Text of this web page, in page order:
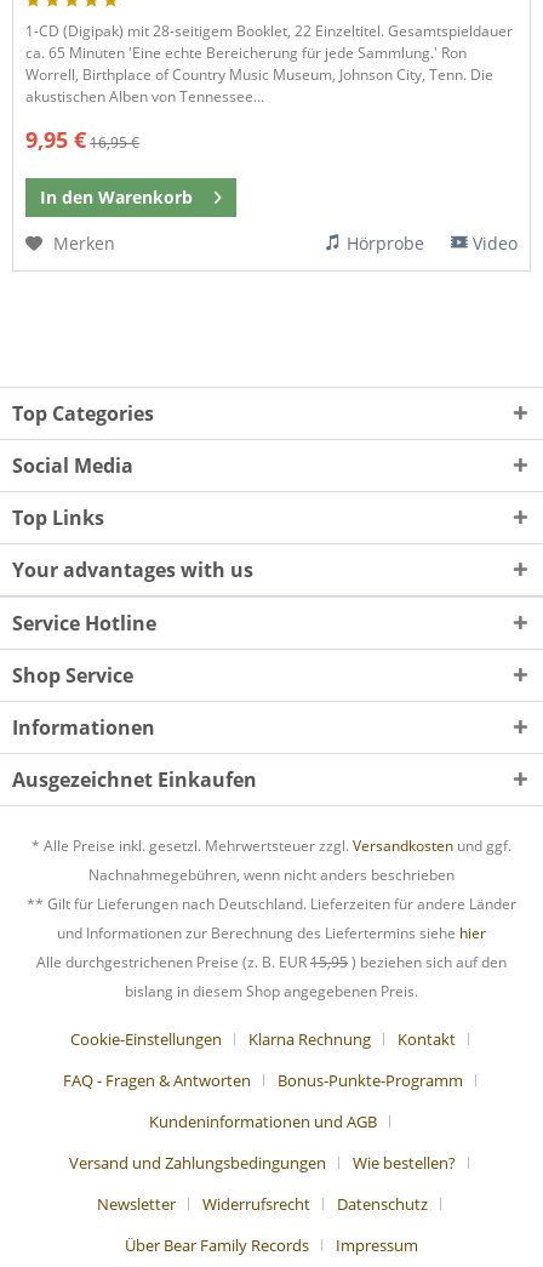
1-CD (Digipak) mit 28-seitigem Booklet, 22 Einzeltitel. Gesamtspieldauer
ca. 65 Minuten 'Eine echte Bereicherung für jede Sammlung.' Ron
Worrell, Birthplace of Country Music Museum, Johnson City, Tenn. Die
akustischen Alben von Tennessee...
9,95 €16,95 €
In den Warenkorb
Merken
Hörprobe Video
Top Categories
Social Media
Top Links
Your advantages with us
Service Hotline
Shop Service
Informationen
Ausgezeichnet Einkaufen
* Alle Preise inkl. gesetzl. Mehrwertsteuer zzgl. Versandkosten und ggf.
Nachnahmegebühren, wenn nicht anders beschrieben
** Gilt für Lieferungen nach Deutschland. Lieferzeiten für andere Länder
und Informationen zur Berechnung des Liefertermins siehe hier
Alle durchgestrichenen Preise (z. B. EUR15,95) beziehen sich auf den
bislang in diesem Shop angegebenen Preis.
Cookie-Einstellungen Klarna Rechnung
Kontakt
FAQ - Fragen & Antworten
Bonus-Punkte-Programm
Kundeninformationen und AGB
Versand und Zahlungsbedingungen
Wie bestellen?
Newsletter
Widerrufsrecht
Datenschutz
Über Bear Family Records
Impressum